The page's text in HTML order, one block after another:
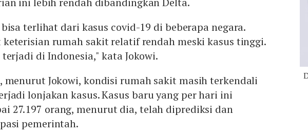
terlihat dari kasus covid-19 di beberapa negara.
rumah sakit relatif rendah meski kasus tinggi.
di Indonesia," kata Jokowi.
menurut Jokowi, kondisi rumah sakit masih terkendali
lonjakan kasus. Kasus baru yang per hari ini
27.197 orang, menurut dia, telah diprediksi dan
pemerintah.